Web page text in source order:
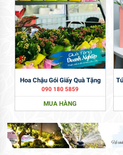
Hoa Chậu Gói Giấy Quà Tặng
090 180 5859
MUA HÀNG